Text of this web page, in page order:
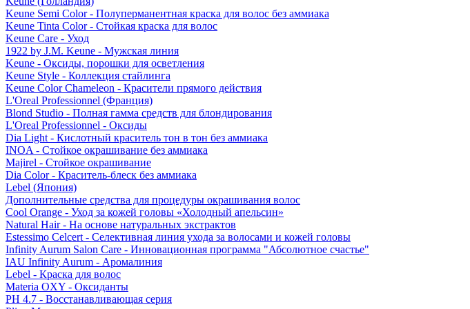
Keune Semi Color - Полуперманентная краска для волос без аммиака
Keune Tinta Color - Стойкая краска для волос
Keune Care - Уход
1922 by J.M. Keune - Мужская линия
Keune - Оксиды, порошки для осветления
Keune Style - Коллекция стайлинга
Keune Color Chameleon - Красители прямого действия
L'Oreal Professionnel (Франция)
Blond Studio - Полная гамма средств для блондирования
L'Oreal Professionnel - Оксиды
Dia Light - Кислотный краситель тон в тон без аммиака
INOA - Стойкое окрашивание без аммиака
Majirel - Стойкое окрашивание
Dia Color - Краситель-блеск без аммиака
Lebel (Япония)
Дополнительные средства для процедуры окрашивания волос
Cool Orange - Уход за кожей головы «Холодный апельсин»
Natural Hair - На основе натуральных экстрактов
Estessimo Celcert - Селективная линия ухода за волосами и кожей головы
Infinity Aurum Salon Care - Инновационная программа "Абсолютное счастье"
IAU Infinity Aurum - Аромалиния
Lebel - Краска для волос
Materia OXY - Оксиданты
PH 4.7 - Восстанавливающая серия